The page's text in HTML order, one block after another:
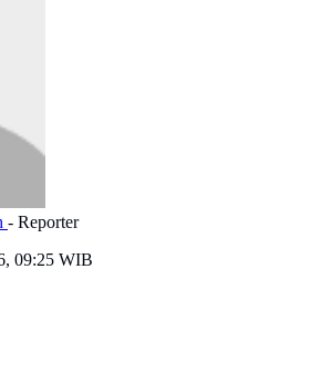
- Reporter
09:25 WIB